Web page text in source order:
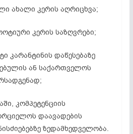
ახალი კერის აღრიცხვა;
კერის საზღვრები;
კარანტინის დაწესებაზე
ან საქართველოს
კომპეტენციის
დაავადების
ზედამხედველობა.